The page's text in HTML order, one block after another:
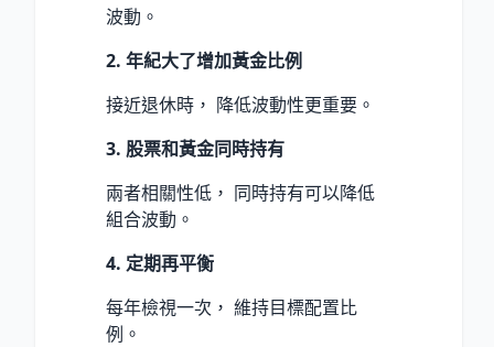
波動。
2. 年紀大了增加黃金比例
接近退休時， 降低波動性更重要。
3. 股票和黃金同時持有
兩者相關性低， 同時持有可以降低
組合波動。
4. 定期再平衡
每年檢視一次， 維持目標配置比
例。